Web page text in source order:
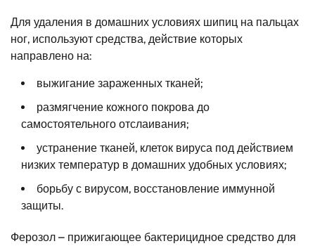
Для удаления в домашних условиях шипиц на пальцах
ног, используют средства, действие которых
направлено на:
выжигание зараженных тканей;
размягчение кожного покрова до
самостоятельного отслаивания;
устранение тканей, клеток вируса под действием
низких температур в домашних удобных условиях;
борьбу с вирусом, восстановление иммунной
защиты.
Ферозол – прижигающее бактерицидное средство для